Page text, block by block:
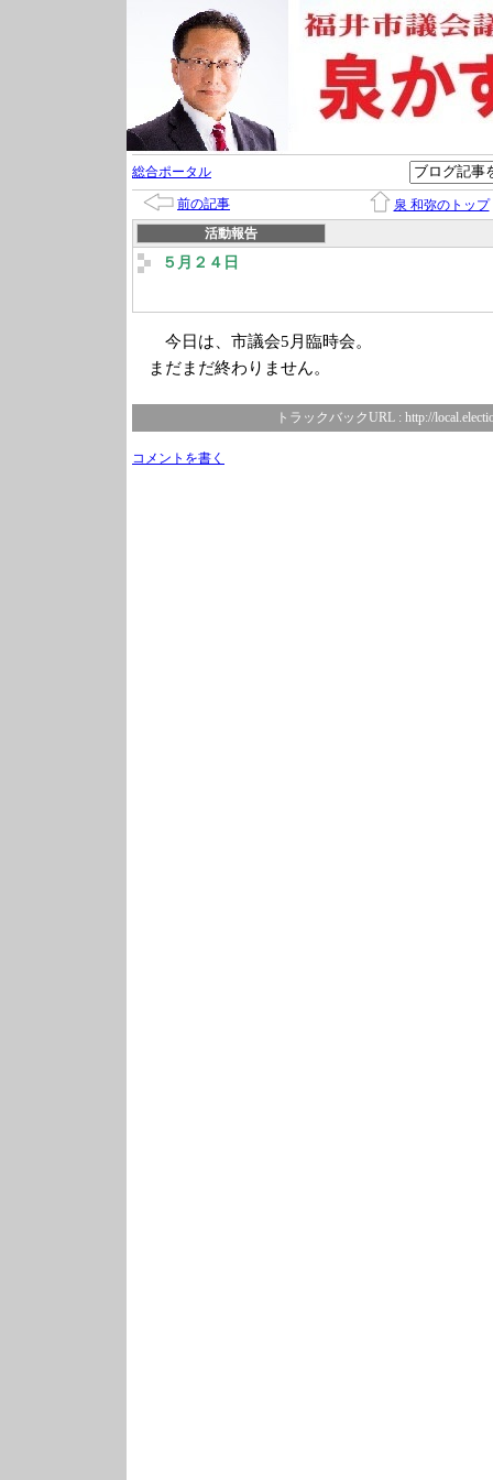
総合ポータル
前の記事
泉 和弥のトップ
活動報告
５月２４日
今日は、市議会5月臨時会。
まだまだ終わりません。
トラックバックURL : http://
コメントを書く